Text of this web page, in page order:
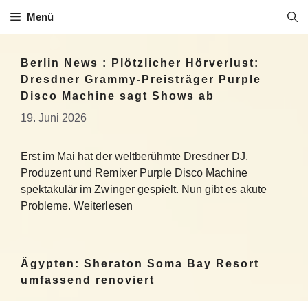
Inhalt
Menü
Berlin News : Plötzlicher Hörverlust:
Dresdner Grammy-Preisträger Purple
Disco Machine sagt Shows ab
19. Juni 2026
Erst im Mai hat der weltberühmte Dresdner DJ,
Produzent und Remixer Purple Disco Machine
spektakulär im Zwinger gespielt. Nun gibt es akute
Probleme. Weiterlesen
Ägypten: Sheraton Soma Bay Resort
umfassend renoviert